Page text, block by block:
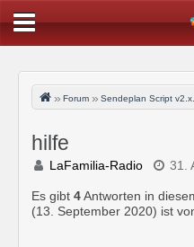
Forum Sendeplan Script
hilfe
LaFamilia-Radio 31.
Es gibt 4Antworten in
(13. September 2020) ist